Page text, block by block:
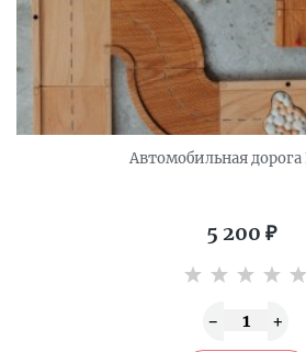
Автомобильная дорога
5 200 ₽